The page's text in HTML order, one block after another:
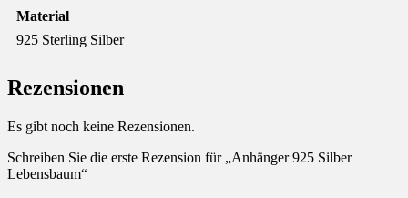
Material
925 Sterling Silber
Rezensionen
Es gibt noch keine Rezensionen.
Schreiben Sie die erste Rezension für „Anhänger 925 Silber
Lebensbaum“